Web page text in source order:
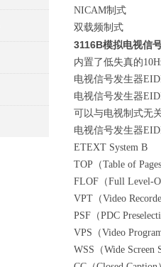
NICAM制式
双载频制式
3116B模拟电视信
内置了低失真的
电视信号发生器
电视信号发生器
可以与电视制式无
电视信号发生器
ETEXT System B
TOP（Table of
FLOF（Full Level-
VPT（Video
PSF（PDC
VPS（Video
WSS（Wide Screen